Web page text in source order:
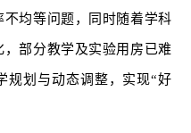
均等问题，同时随着学科
部分教学及实验用房已难
规划与动态调整，实现“好